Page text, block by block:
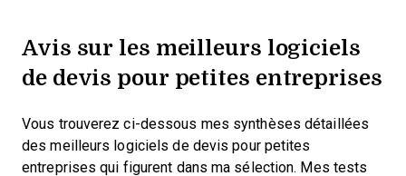
Avis sur les meilleurs logiciels
de devis pour petites entreprises
Vous trouverez ci-dessous mes synthèses détaillées
des meilleurs logiciels de devis pour petites
entreprises qui figurent dans ma sélection. Mes tests